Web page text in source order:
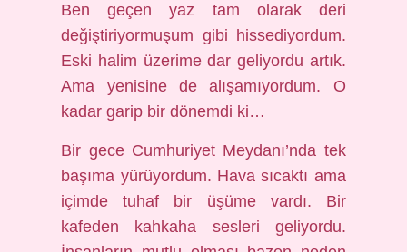
Ben geçen yaz tam olarak deri
değiştiriyormuşum gibi hissediyordum.
Eski halim üzerime dar geliyordu artık.
Ama yenisine de alışamıyordum. O
kadar garip bir dönemdi ki…
Bir gece Cumhuriyet Meydanı’nda tek
başıma yürüyordum. Hava sıcaktı ama
içimde tuhaf bir üşüme vardı. Bir
kafeden kahkaha sesleri geliyordu.